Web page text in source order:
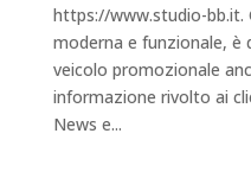
https://www.studio-bb.it.
moderna e funzionale, è
veicolo promozionale
informazione rivolto ai
News e...